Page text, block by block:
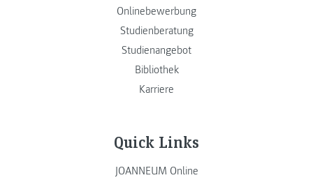
Onlinebewerbung
Studienberatung
Studienangebot
Bibliothek
Karriere
Quick Links
JOANNEUM Online